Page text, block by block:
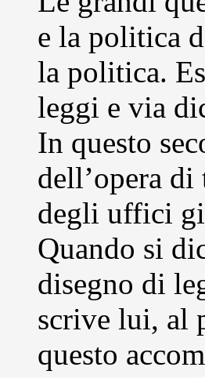
e la politica
la politica.
leggi e via
In questo
dell’opera
degli uffici
Quando si
disegno di
scrive lui, al
questo